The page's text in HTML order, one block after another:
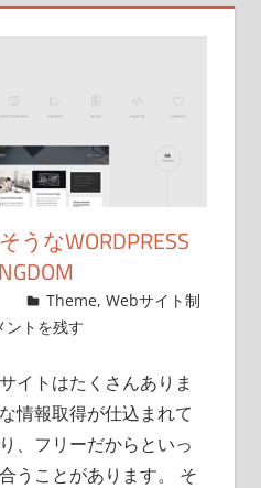
なWORDPRESS
Theme,Webサイト制
ントを残す
イトはたくさんありま
情報取得が仕込まれて
、フリーだからといっ
うことがあります。 そ